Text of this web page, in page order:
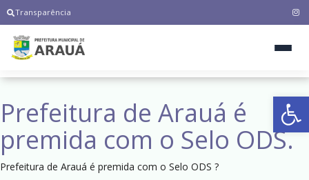
Transparência
Prefeitura de Arauá é
premida com o Selo ODS.
Prefeitura de Arauá é premida com o Selo ODS ?